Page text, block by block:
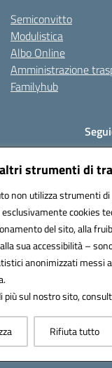
strumenti di
non utilizza strumenti
cookies
del sito, alla
sua accessibilità –
anonimizzati messi
più sul nostro sito,
Rifiuta tutto
Semiconvitto
Modulistica
Albo Online
Amministrazione
Familyhub